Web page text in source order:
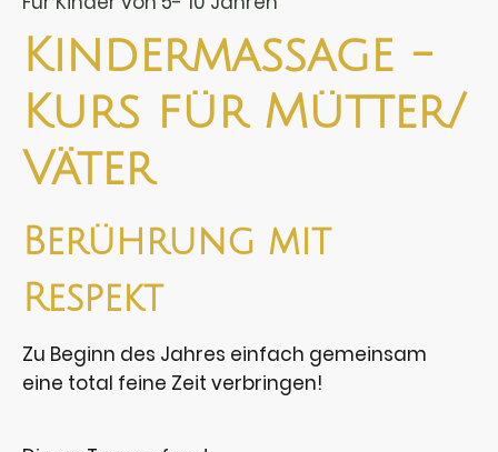
Kindermassage -
Kurs für Mütter/
Väter
Berührung mit
Respekt
Zu Beginn des Jahres einfach gemeinsam
eine total feine Zeit verbringen!